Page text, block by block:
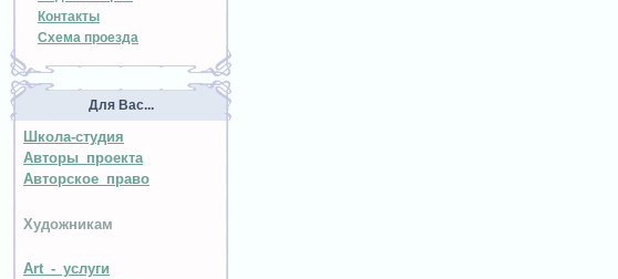
Контакты
Схема проезда
Для Вас...
Школа-студия
Авторы проекта
Авторское право
Художникам
Art - услуги